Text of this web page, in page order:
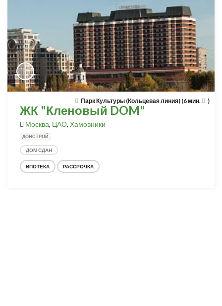
Парк Культуры (Кольцевая линия) (6 мин. )
ЖК "Кленовый DOM"
Москва, ЦАО, Хамовники
ДОНСТРОЙ
ДОМ СДАН
ИПОТЕКА РАССРОЧКА